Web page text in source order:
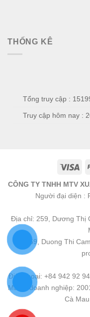
THỐNG KÊ
Tổng truy cập :
Truy cập hôm nay :
CÔNG TY TNHH MTV
Người đại diện :
Địa chỉ: 259, Dương Thị
No 259, Duong Thi
Điện thoại: +84 942 92
Mã số doanh nghiệp:
Cà